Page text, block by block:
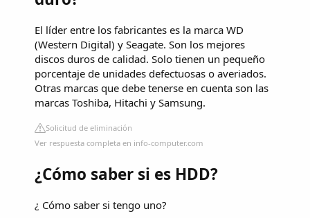
El líder entre los fabricantes es la marca WD
(Western Digital) y Seagate. Son los mejores
discos duros de calidad. Solo tienen un pequeño
porcentaje de unidades defectuosas o averiados.
Otras marcas que debe tenerse en cuenta son las
marcas Toshiba, Hitachi y Samsung.
Solicitud de eliminación
Ver respuesta completa en info-computer.com
¿Cómo saber si es HDD?
¿ Cómo saber si tengo uno?